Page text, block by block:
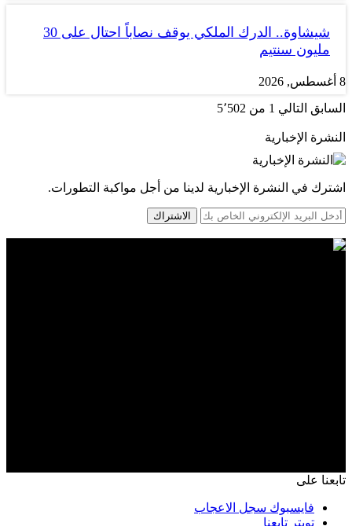
شيشاوة.. الدرك الملكي يوقف نصاباً احتال على 30
مليون سنتيم
8 أغسطس, 2026
السابق التالي 1 من 5٬502
النشرة الإخبارية
اشترك في النشرة الإخبارية لدينا من أجل مواكبة التطورات.
الاشتراك
تابعنا على
فايسبوك سجل الاعجاب
تويتر تابعنا